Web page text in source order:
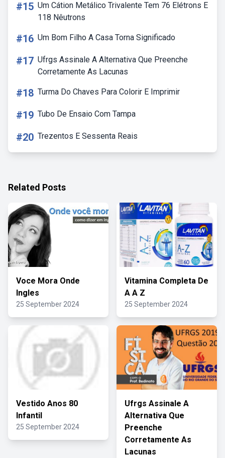
#15 Um Cátion Metálico Trivalente Tem 76 Elétrons E
118 Nêutrons
#16 Um Bom Filho A Casa Torna Significado
#17 Ufrgs Assinale A Alternativa Que Preenche
Corretamente As Lacunas
#18 Turma Do Chaves Para Colorir E Imprimir
#19 Tubo De Ensaio Com Tampa
#20 Trezentos E Sessenta Reais
Related Posts
Voce Mora Onde
Ingles
25 September 2024
Vitamina Completa De
A A Z
25 September 2024
Vestido Anos 80
Infantil
25 September 2024
Ufrgs Assinale A
Alternativa Que
Preenche
Corretamente As
Lacunas